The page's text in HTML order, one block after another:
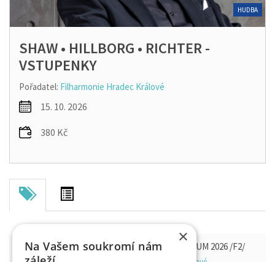
SHAW • HILLBORG • RICHTER -
VSTUPENKY
Pořadatel: Filharmonie Hradec Králové
15. 10. 2026
380 Kč
HUDBA
SHAW • HILLBORG • RICHTER - HUDEBNÍ FÓRUM 2026 /F2/
×
Na Vašem soukromí nám